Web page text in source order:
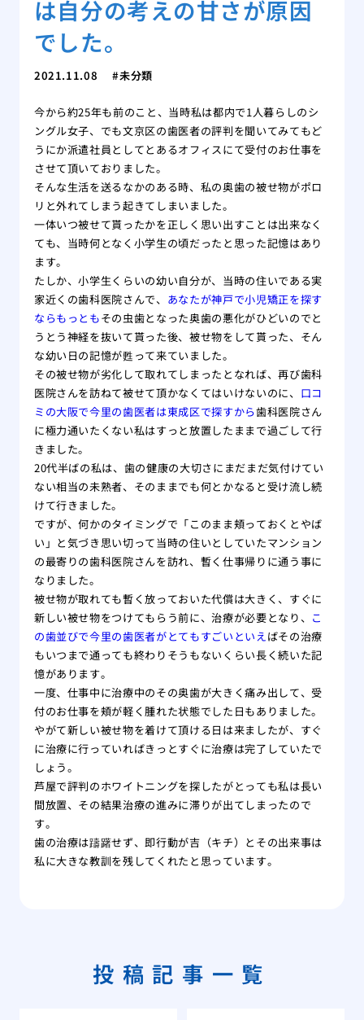
は自分の考えの甘さが原因
でした。
2021.11.08 未分類
今から約25年も前のこと、当時私は都内で1人暮らしのシ
ングル女子、でも文京区の歯医者の評判を聞いてみてもど
うにか派遣社員としてとあるオフィスにて受付のお仕事を
させて頂いておりました。
そんな生活を送るなかのある時、私の奥歯の被せ物がポロ
リと外れてしまう起きてしまいました。
一体いつ被せて貰ったかを正しく思い出すことは出来なく
ても、当時何となく小学生の頃だったと思った記憶はあり
ます。
たしか、小学生くらいの幼い自分が、当時の住いである実
家近くの歯科医院さんで、 あなたが神戸で小児矯正を探す
ならもっともその虫歯となった奥歯の悪化がひどいのでと
うとう神経を抜いて貰った後、被せ物をして貰った、そん
な幼い日の記憶が甦って来ていました。
その被せ物が劣化して取れてしまったとなれば、再び歯科
医院さんを訪ねて被せて頂かなくてはいけないのに、 口コ
ミの大阪で今里の歯医者は東成区で探すから歯科医院さん
に極力通いたくない私はすっと放置したままで過ごして行
きました。
20代半ばの私は、歯の健康の大切さにまだまだ気付けてい
ない相当の未熟者、そのままでも何とかなると受け流し続
けて行きました。
ですが、何かのタイミングで「このまま頬っておくとやば
い」と気づき思い切って当時の住いとしていたマンション
の最寄りの歯科医院さんを訪れ、暫く仕事帰りに通う事に
なりました。
被せ物が取れても暫く放っておいた代償は大きく、すぐに
新しい被せ物をつけてもらう前に、治療が必要となり、 こ
の歯並びで今里の歯医者がとてもすごいといえ ばその治療
もいつまで通っても終わりそうもないくらい長く続いた記
憶があります。
一度、仕事中に治療中のその奥歯が大きく痛み出して、受
付のお仕事を頬が軽く腫れた状態でした日もありました。
やがて新しい被せ物を着けて頂ける日は来ましたが、すぐ
に治療に行っていればきっとすぐに治療は完了していたで
しょう。
芦屋で評判のホワイトニングを探したがとっても私は長い
間放置、その結果治療の進みに滞りが出てしまったので
す。
歯の治療は躊躇せず、即行動が吉（キチ）とその出来事は
私に大きな教訓を残してくれたと思っています。
投稿記事一覧